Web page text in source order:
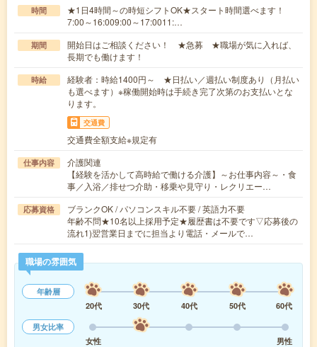
時間
★1日4時間～の時短シフトOK★スタート時間選べます！
7:00～16:009:00～17:0011:…
期間
開始日はご相談ください！ ★急募 ★職場が気に入れば、
長期でも働けます！
時給
経験者：時給1400円～ ★日払い／週払い制度あり（月払い
も選べます）※稼働開始時は手続き完了次第のお支払いとな
ります。
交通費
交通費全額支給※規定有
仕事内容
介護関連
【経験を活かして高時給で働ける介護】～お仕事内容～・食
事／入浴／排せつ介助・移乗や見守り・レクリエー…
応募資格
ブランクOK / パソコンスキル不要 / 英語力不要
年齢不問★10名以上採用予定★履歴書は不要です▽応募後の
流れ1)翌営業日までに担当より電話・メールで…
職場の雰囲気
年齢層
20代
30代 40代 50代
60代
男女比率
女性
男性